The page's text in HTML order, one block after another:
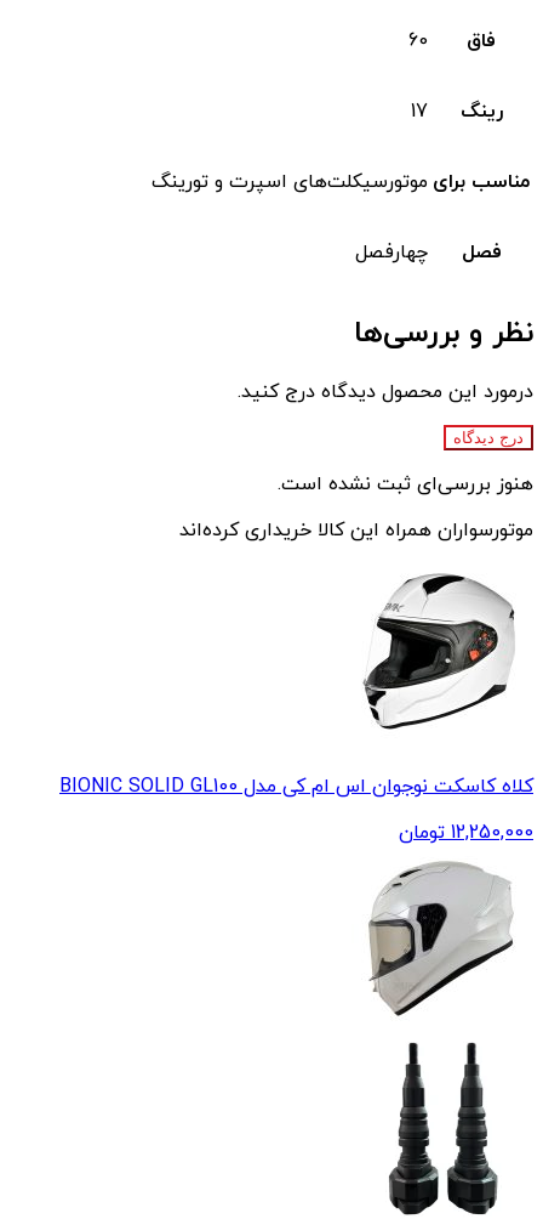
فاق 60
رینگ 17
مناسب برای موتورسیکلت‌های اسپرت و تورینگ
فصل چهارفصل
نظر و بررسی‌ها
درمورد این محصول دیدگاه درج کنید.
درج دیدگاه
هنوز بررسی‌ای ثبت نشده است.
موتورسواران همراه این کالا خریداری کرده‌اند
کلاه کاسکت نوجوان اس ام کی مدل BIONIC SOLID GL100
12,250,000 تومان